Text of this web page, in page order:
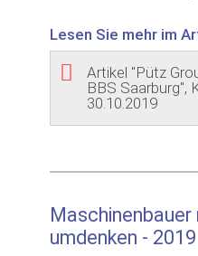
Lesen Sie mehr im
Artikel "Pütz
BBS Saarburg",
30.10.2019
Maschinenbauer
umdenken - 2019